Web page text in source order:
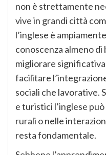
non è strettamente
vive in grandi città
l’inglese è
conoscenza almeno
migliorare
facilitare
sociali che lavorative.
e turistici l’inglese
rurali o nelle
resta fondamentale.